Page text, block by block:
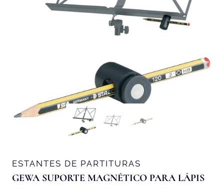
ESTANTES DE PARTITURAS
GEWA SUPORTE MAGNÉTICO PARA LÁPIS